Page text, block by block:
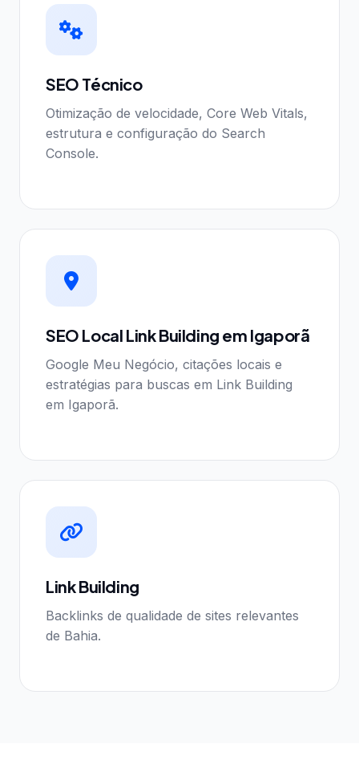
SEO Técnico
Otimização de velocidade, Core Web Vitals,
estrutura e configuração do Search
Console.
SEO Local Link Building em Igaporã
Google Meu Negócio, citações locais e
estratégias para buscas em Link Building
em Igaporã.
Link Building
Backlinks de qualidade de sites relevantes
de Bahia.